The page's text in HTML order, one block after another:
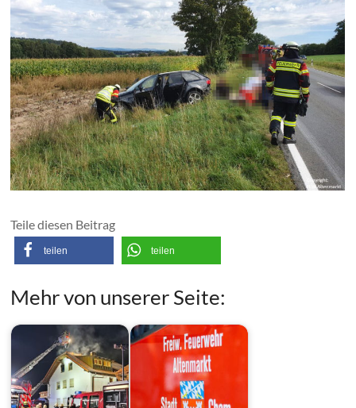
Teile diesen Beitrag
teilen teilen
Mehr von unserer Seite: